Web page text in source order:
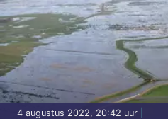
4 augustus 2022, 20:42 uur